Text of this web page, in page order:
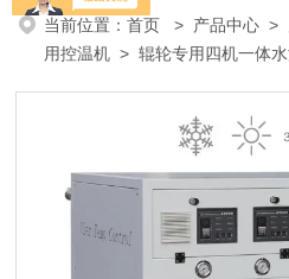
当前位置：首页 > 产品中心 >
用控温机 > 辊轮专用四机一体